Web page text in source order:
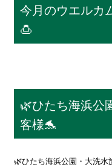
今月のウエルカ
🍮
🌿ひたち海浜公
客様🐬
🌿ひたち海浜公園・大洗